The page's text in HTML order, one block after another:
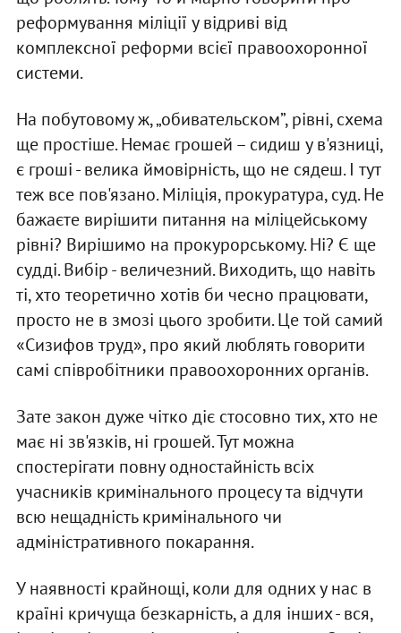
реформування міліції у відриві від
комплексної реформи всієї правоохоронної
системи.
На побутовому ж, „обивательском”, рівні, схема
ще простіше. Немає грошей – сидиш у в'язниці,
є гроші - велика ймовірність, що не сядеш. І тут
теж все пов'язано. Міліція, прокуратура, суд. Не
бажаєте вирішити питання на міліцейському
рівні? Вирішимо на прокурорському. Ні? Є ще
судді. Вибір - величезний. Виходить, що навіть
ті, хто теоретично хотів би чесно працювати,
просто не в змозі цього зробити. Це той самий
«Сизифов труд», про який люблять говорити
самі співробітники правоохоронних органів.
Зате закон дуже чітко діє стосовно тих, хто не
має ні зв'язків, ні грошей. Тут можна
спостерігати повну одностайність всіх
учасників кримінального процесу та відчути
всю нещадність кримінального чи
адміністративного покарання.
У наявності крайнощі, коли для одних у нас в
країні кричуща безкарність, а для інших - вся,